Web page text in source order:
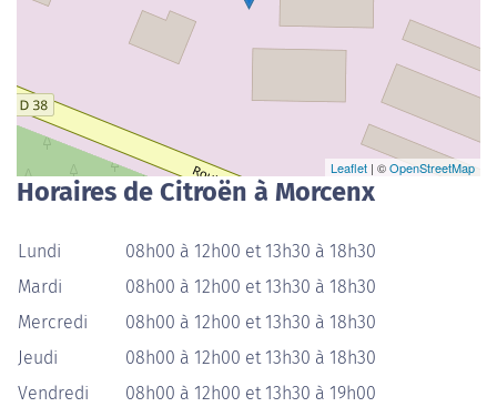
Leaflet | ©OpenStreetMap
Horaires de Citroën à Morcenx
Lundi
08h00 à 12h00 et 13h30 à 18h30
Mardi
08h00 à 12h00 et 13h30 à 18h30
Mercredi
08h00 à 12h00 et 13h30 à 18h30
Jeudi
08h00 à 12h00 et 13h30 à 18h30
Vendredi
08h00 à 12h00 et 13h30 à 19h00